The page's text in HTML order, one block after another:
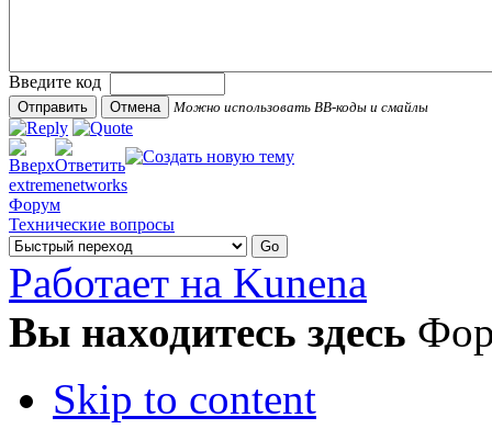
Введите код
Можно использовать BB-коды и смайлы
extremenetworks
Форум
Технические вопросы
Работает на Kunena
Вы находитесь здесь
Skip to content